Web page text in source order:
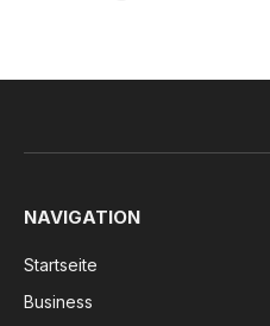
NAVIGATION
Startseite
Business